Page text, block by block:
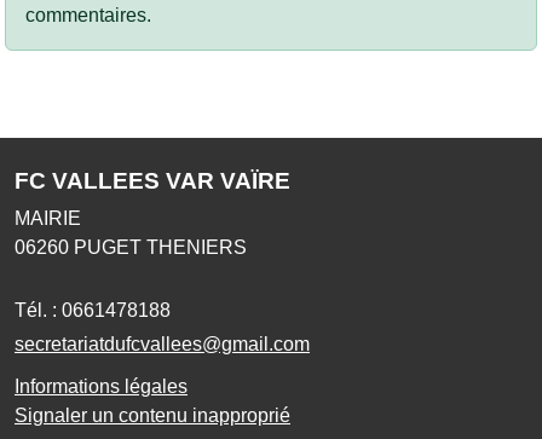
commentaires.
FC VALLEES VAR VAÏRE
MAIRIE
06260 PUGET THENIERS
Tél. : 0661478188
secretariatdufcvallees@gmail.com
Informations légales
Signaler un contenu inapproprié